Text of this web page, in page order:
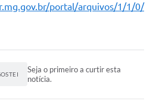
portal/arquivos/1/1/0/
Seja o primeiro a curtir esta
notícia.